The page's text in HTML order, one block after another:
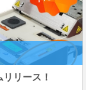
リース！